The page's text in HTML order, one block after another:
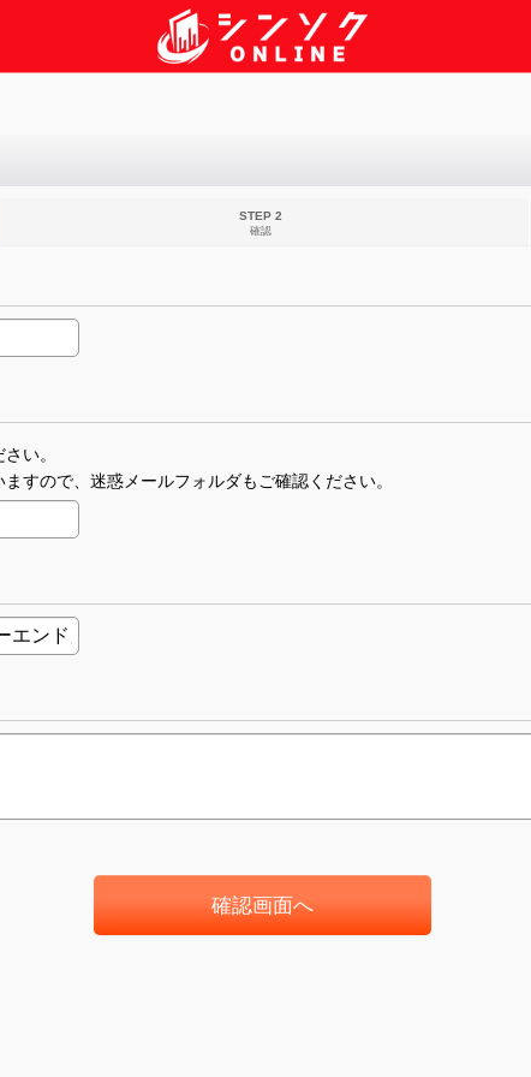
STEP 2
確認
い。
すので、迷惑メールフォルダもご確認ください。
確認画面へ